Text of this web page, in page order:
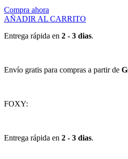
Compra ahora
AÑADIR AL CARRITO
Entrega rápida en 2 - 3 dias.
Envío gratis para compras a partir de
FOXY:
Entrega rápida en 2 - 3 dias.